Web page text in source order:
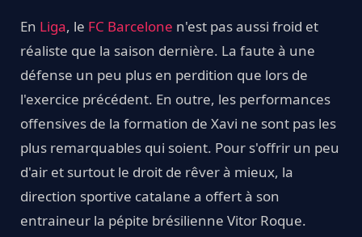
En Liga, le FC Barcelone n'est pas aussi froid et
réaliste que la saison dernière. La faute à une
défense un peu plus en perdition que lors de
l'exercice précédent. En outre, les performances
offensives de la formation de Xavi ne sont pas les
plus remarquables qui soient. Pour s'offrir un peu
d'air et surtout le droit de rêver à mieux, la
direction sportive catalane a offert à son
entraineur la pépite brésilienne Vitor Roque.